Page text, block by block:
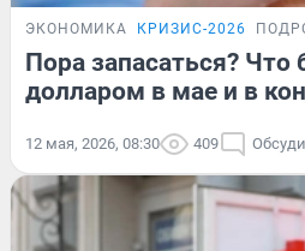
ЭКОНОМИКА КРИЗИС-2026
Пора запасаться? Что
долларом в мае и в
12 мая, 2026, 08:30 409